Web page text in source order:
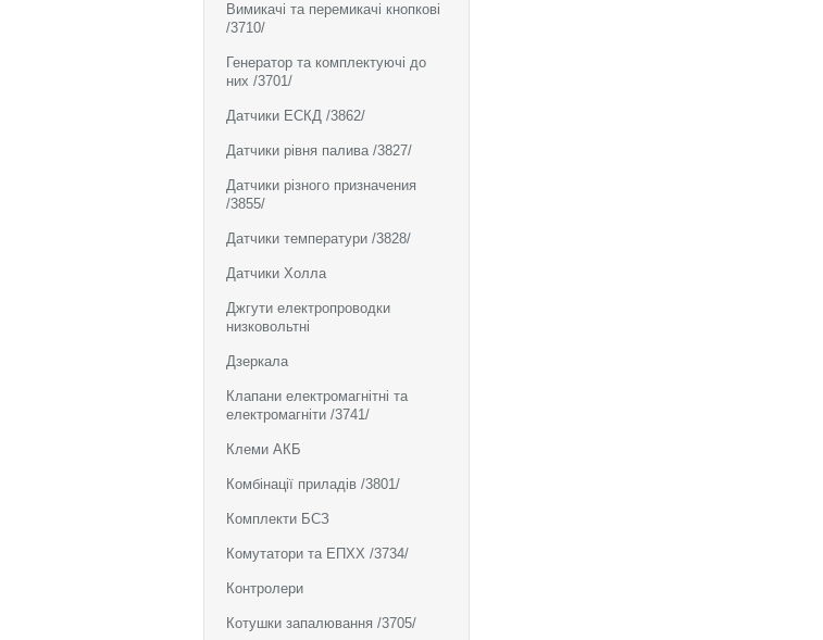
Вимикачі та перемикачі кнопкові
/3710/
Генератор та комплектуючі до
них /3701/
Датчики ЕСКД /3862/
Датчики рівня палива /3827/
Датчики різного призначения
/3855/
Датчики температури /3828/
Датчики Холла
Джгути електропроводки
низковольтні
Дзеркала
Клапани електромагнітні та
електромагніти /3741/
Клеми АКБ
Комбінації приладів /3801/
Комплекти БСЗ
Комутатори та ЕПХХ /3734/
Контролери
Котушки запалювання /3705/